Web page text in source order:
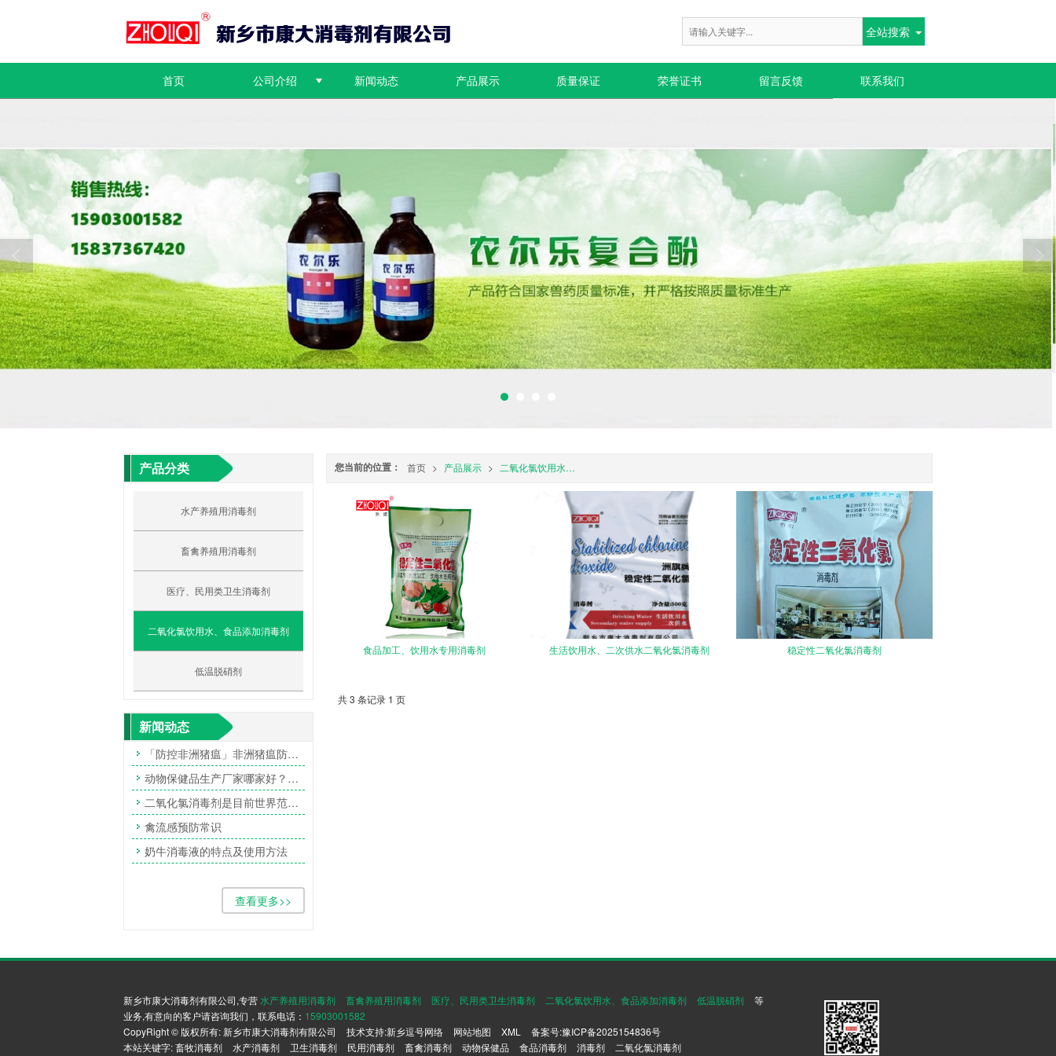
全站搜索
首页 公司介绍 新闻动态 产品展示 质量保证 荣誉证书 留言反馈 联系我们
您当前的位置： 首页 > 产品展示 > 二氧化氯饮用水、食品添加消毒剂
食品加工、饮用水专用消毒剂 生活饮用水、二次供水二氧化氯消毒剂 稳定性二氧化氯消毒剂
共 3 条记录 1 页
产品分类
水产养殖用消毒剂
畜禽养殖用消毒剂
医疗、民用类卫生消毒剂
二氧化氯饮用水、食品添加消毒剂
低温脱硝剂
新闻动态
 「防控非洲猪瘟」非洲猪瘟防控20问，快来了解一下~
 动物保健品生产厂家哪家好？当然还是康大消毒！
 二氧化氯消毒剂是目前世界范围内效果很好的消毒剂
 禽流感预防常识
 奶牛消毒液的特点及使用方法
查看更多>>
新乡市康大消毒剂有限公司,专营水产养殖用消毒剂 畜禽养殖用消毒剂 医疗、民用类卫生消毒剂 二氧化氯饮用水、食品添加消毒剂 低温脱硝剂
等
业务,有意向的客户请咨询我们，联系电话： 15903001582
CopyRight © 版权所有: 新乡市康大消毒剂有限公司 技术支持:新乡逗号网络 网站地图 XML 备案号:豫ICP备2025154836号
本站关键字:畜牧消毒剂 水产消毒剂 卫生消毒剂 民用消毒剂 畜禽消毒剂 动物保健品 食品消毒剂 消毒剂 二氧化氯消毒剂